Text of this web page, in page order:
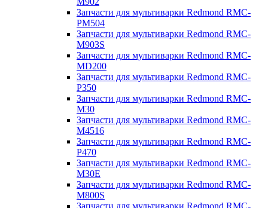
Запчасти для мультиварки Redmond RMC-
PM504
Запчасти для мультиварки Redmond RMC-
M903S
Запчасти для мультиварки Redmond RMC-
MD200
Запчасти для мультиварки Redmond RMC-
P350
Запчасти для мультиварки Redmond RMC-
M30
Запчасти для мультиварки Redmond RMC-
M4516
Запчасти для мультиварки Redmond RMC-
P470
Запчасти для мультиварки Redmond RMC-
M30E
Запчасти для мультиварки Redmond RMC-
M800S
Запчасти для мультиварки Redmond RMC-